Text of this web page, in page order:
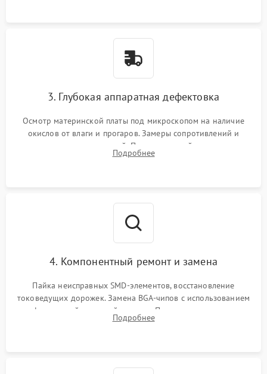
3. Глубокая аппаратная дефектовка
Осмотр материнской платы под микроскопом на наличие
окислов от влаги и прогаров. Замеры сопротивлений и
дежурных напряжений. Проверка цепей питания,
мультиконтроллера, процессора и видеочипа.
Подробнее
4. Компонентный ремонт и замена
Пайка неисправных SMD-элементов, восстановление
токоведущих дорожек. Замена BGA-чипов с использованием
инфракрасной паяльной станции. Прошивка микросхемы
BIOS или замена поврежденных портов USB
Подробнее